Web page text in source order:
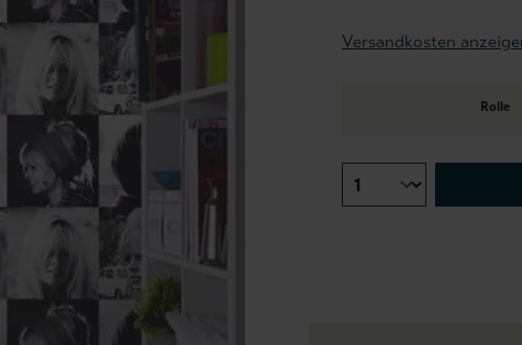
Versandkosten
Rolle